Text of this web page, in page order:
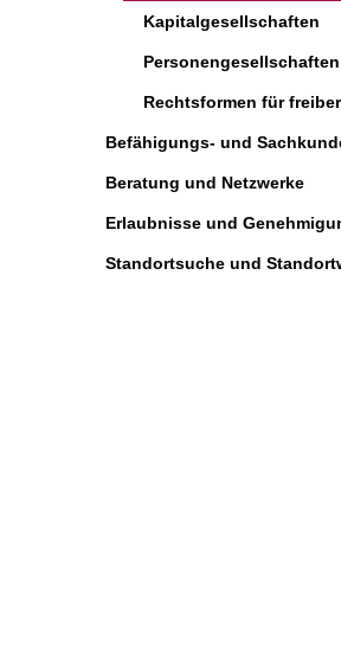
Kapitalgesellschaften
Personengesellschaften
Rechtsformen für
Befähigungs- und
Beratung und Netzwerke
Erlaubnisse und
Standortsuche und